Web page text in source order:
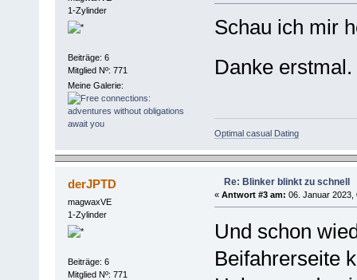
1-Zylinder
Beiträge: 6
Mitglied Nº: 771
Meine Galerie:
Schau ich mir
Danke
Optimal casual Dating
derJPTD
magwaxVE
1-Zylinder
Beiträge: 6
Mitglied Nº: 771
Re: Blinker blinkt zu schnell
« Antwort #3 am: 06. Januar 2023,
Und schon
Beifahrerseite